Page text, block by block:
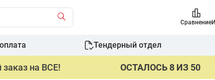
Сравнение
Тендерный отдел
заказ на ВСЕ! ОСТАЛОСЬ 8 ИЗ 50